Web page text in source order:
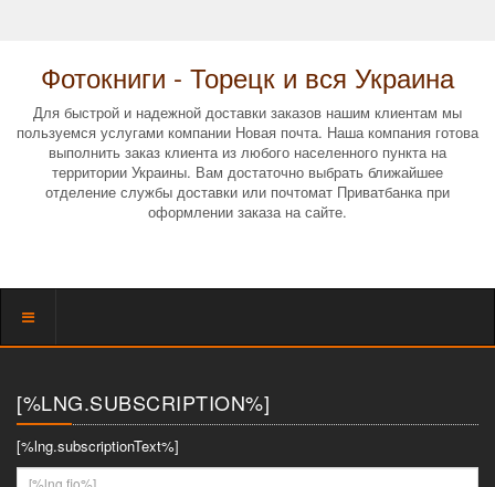
Фотокниги - Торецк и вся Украина
Для быстрой и надежной доставки заказов нашим клиентам мы
пользуемся услугами компании Новая почта. Наша компания готова
выполнить заказ клиента из любого населенного пункта на
территории Украины. Вам достаточно выбрать ближайшее
отделение службы доставки или почтомат Приватбанка при
оформлении заказа на сайте.
Показать
[%LNG.SUBSCRIPTION%]
[%lng.subscriptionText%]
[%lng.fio%]